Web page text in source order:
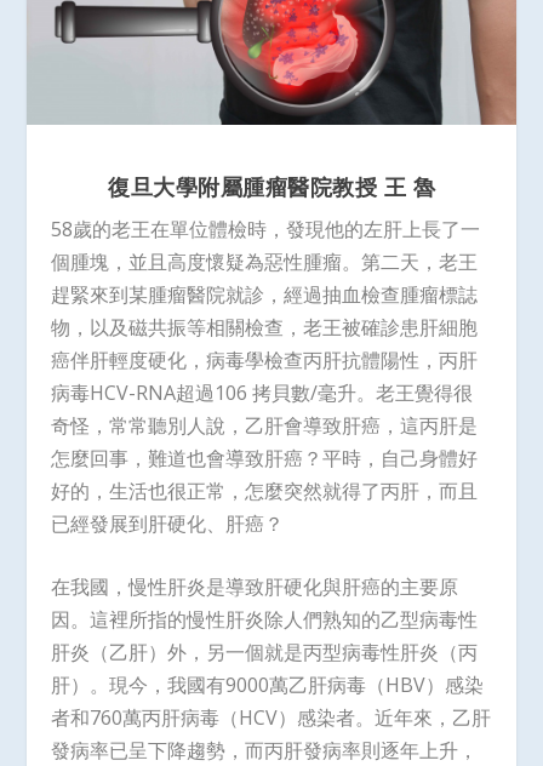
復旦大學附屬腫瘤醫院教授 王 魯
58歲的老王在單位體檢時，發現他的左肝上長了一
個腫塊，並且高度懷疑為惡性腫瘤。第二天，老王
趕緊來到某腫瘤醫院就診，經過抽血檢查腫瘤標誌
物，以及磁共振等相關檢查，老王被確診患肝細胞
癌伴肝輕度硬化，病毒學檢查丙肝抗體陽性，丙肝
病毒HCV-RNA超過106 拷貝數/毫升。老王覺得很
奇怪，常常聽別人說，乙肝會導致肝癌，這丙肝是
怎麼回事，難道也會導致肝癌？平時，自己身體好
好的，生活也很正常，怎麼突然就得了丙肝，而且
已經發展到肝硬化、肝癌？
在我國，慢性肝炎是導致肝硬化與肝癌的主要原
因。這裡所指的慢性肝炎除人們熟知的乙型病毒性
肝炎（乙肝）外，另一個就是丙型病毒性肝炎（丙
肝）。現今，我國有9000萬乙肝病毒（HBV）感染
者和760萬丙肝病毒（HCV）感染者。近年來，乙肝
發病率已呈下降趨勢，而丙肝發病率則逐年上升，